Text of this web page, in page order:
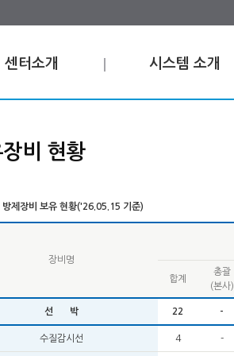
센터소개 시스템 소개
비 현황
방제장비 보유 현황('26.05.15 기준)
장비명
합계
총괄
(본사)
선 박 22 -
수질감시선 4 -